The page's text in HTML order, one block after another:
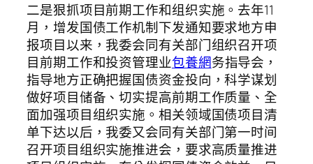
二是狠抓项目前期工作和组织实施。去年11
月，增发国债工作机制下发通知要求地方申
报项目以来，我委会同有关部门组织召开项
目前期工作和投资管理业包養網务指导会，
指导地方正确把握国债资金投向，科学谋划
做好项目储备、切实提高前期工作质量、全
面加强项目组织实施。相关领域国债项目清
单下达以后，我委又会同有关部门第一时间
召开项目组织实施推进会，要求高质量推进